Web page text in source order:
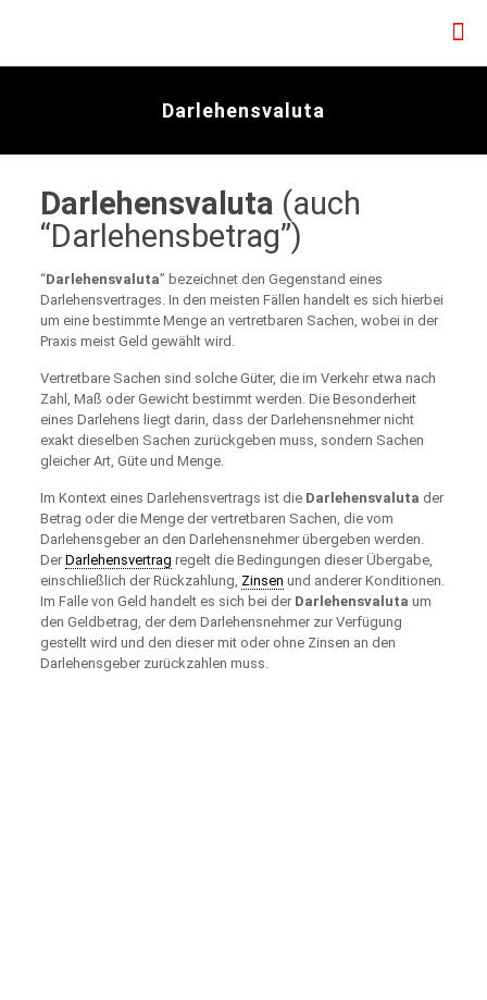
Darlehensvaluta
Darlehensvaluta (auch
“Darlehensbetrag”)
“Darlehensvaluta” bezeichnet den Gegenstand eines
Darlehensvertrages. In den meisten Fällen handelt es sich hierbei
um eine bestimmte Menge an vertretbaren Sachen, wobei in der
Praxis meist Geld gewählt wird.
Vertretbare Sachen sind solche Güter, die im Verkehr etwa nach
Zahl, Maß oder Gewicht bestimmt werden. Die Besonderheit
eines Darlehens liegt darin, dass der Darlehensnehmer nicht
exakt dieselben Sachen zurückgeben muss, sondern Sachen
gleicher Art, Güte und Menge.
Im Kontext eines Darlehensvertrags ist die Darlehensvaluta der
Betrag oder die Menge der vertretbaren Sachen, die vom
Darlehensgeber an den Darlehensnehmer übergeben werden.
Der Darlehensvertrag regelt die Bedingungen dieser Übergabe,
einschließlich der Rückzahlung, Zinsen und anderer Konditionen.
Im Falle von Geld handelt es sich bei der Darlehensvaluta um
den Geldbetrag, der dem Darlehensnehmer zur Verfügung
gestellt wird und den dieser mit oder ohne Zinsen an den
Darlehensgeber zurückzahlen muss.